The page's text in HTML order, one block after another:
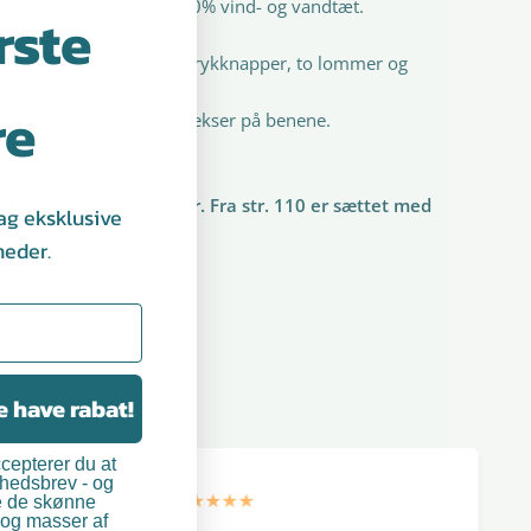
for PVC. Åndbar og 100% vind- og vandtæt.
hætte, lynlås, trykknapper, to lommer og
elastik i taljen og reflekser på benene.
er med smækbukser. Fra str. 110 er sættet med
belægning
for høj synlighed
detaljer
eksklusive
have rabat!
du at
- og
de skønne
masser af